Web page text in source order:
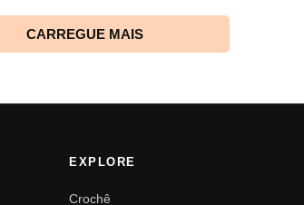
CARREGUE MAIS
EXPLORE
Crochê